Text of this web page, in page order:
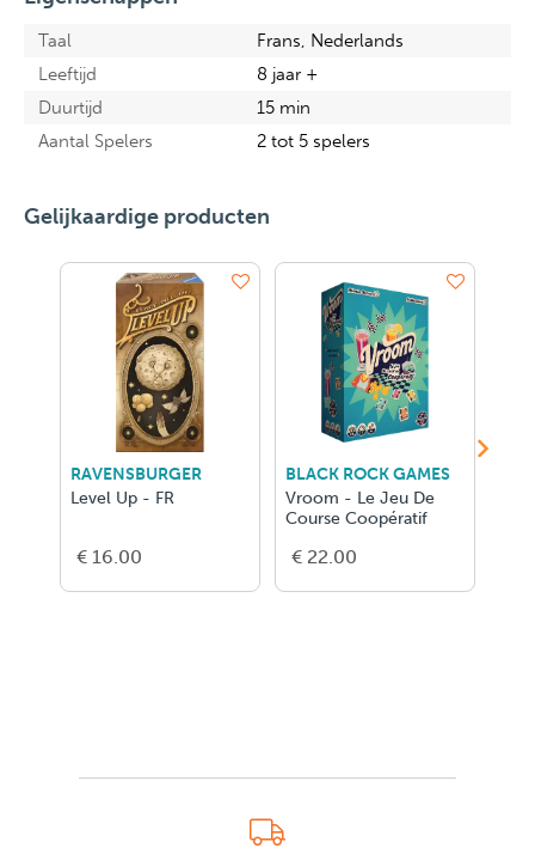
Taal
Frans, Nederlands
Leeftijd
8 jaar +
Duurtijd
15 min
Aantal Spelers
2 tot 5 spelers
Gelijkaardige producten
RAVENSBURGER
Level Up - FR
€ 16.00
BLACK ROCK GAMES
Vroom - Le Jeu De
Course Coopératif
€ 22.00